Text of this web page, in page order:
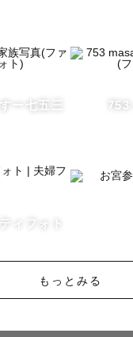
ばあちゃんとのファミ
添う撮影を大切にして
◆ ◻▪
ちからカメラマンにな
します！
ー七五三
ィフォト
もっとみる